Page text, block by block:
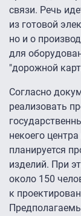
связи. Речь
из готовой
но и о
для
"дорожной
Согласно
реализовать
некоего
планируется
изделий. При
около 150
к